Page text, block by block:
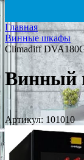
Главная
Винные шкафы
Climadiff
Винный
Артикул: 101010